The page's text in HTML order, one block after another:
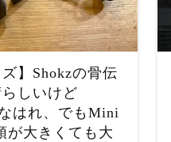
】Shokzの骨伝
しいけど
はれ、でもMini
が大きくても大